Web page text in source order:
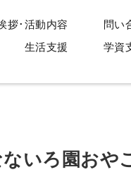
拶･活動内容 問い
生活支援 学資
いろ園おや